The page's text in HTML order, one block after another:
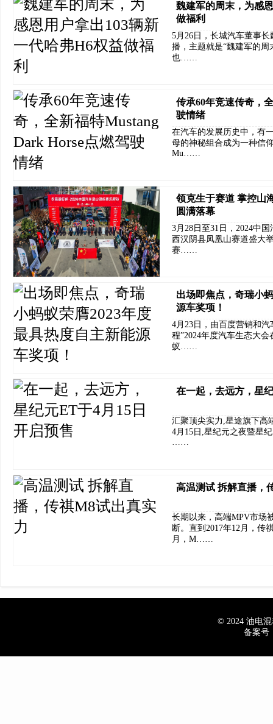
魏建军的周末，为感
做福利
5月26日，长城汽车董事
播，主题就是“魏建军的
也……
传承60年竞速传奇，
驶情绪
在汽车的发展历史中，有
母的神秘组合成为一种信
Mu……
领克生于赛道 掌控山
圆满落幕
3月28日至31日，2024中
西汉阴县凤凰山赛道盛大
赛……
出场即焦点，奇瑞小
源车奖项！
4月23日，由百度营销和
程”2024年度汽车生态大
蚁……
在一起，去远方，星
汇聚顶尖实力,星途旗下高
4月15日,星纪元之夜暨星
……
高温测试 拆解直播，
长期以来，高端MPV市场
断。直到2017年12月，传
月，M……
© 2024 油电混
备案号